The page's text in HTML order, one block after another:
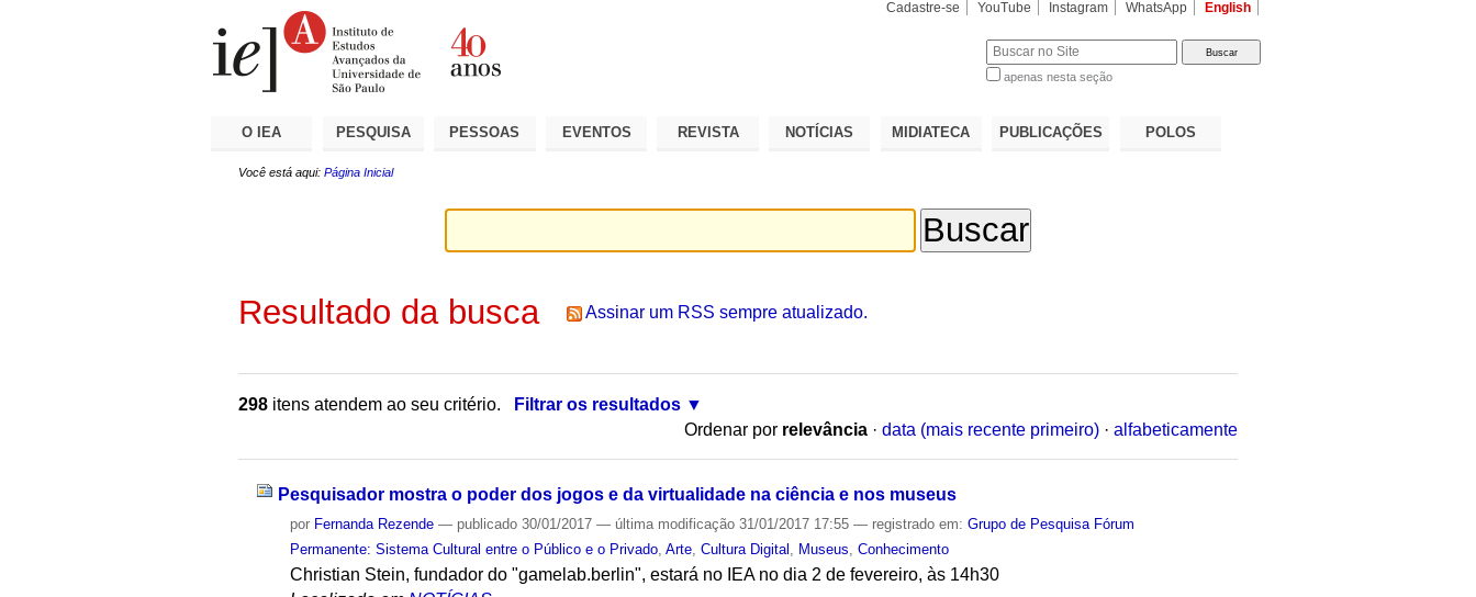
Cadastre-se YouTube Instagram WhatsApp English
apenas nesta seção
O IEA PESQUISA PESSOAS EVENTOS REVISTA NOTÍCIAS MIDIATECA PUBLICAÇÕES POLOS
Você está aqui: Página Inicial
Resultado da busca Assinar um RSS sempre atualizado.
298 itens atendem ao seu critério.
Filtrar os resultados
Ordenar por relevância · data (mais recente primeiro) · alfabeticamente
Pesquisador mostra o poder dos jogos e da virtualidade na ciência e nos museus
por Fernanda Rezende — publicado 30/01/2017— última modificação 31/01/2017 17:55— registrado em:Grupo de Pesquisa Fórum
Permanente: Sistema Cultural entre o Público e o Privado ,Arte ,Cultura Digital Museus ,Conhecimento
Christian Stein, fundador do "gamelab.berlin", estará no IEA no dia 2 de fevereiro, às 14h30